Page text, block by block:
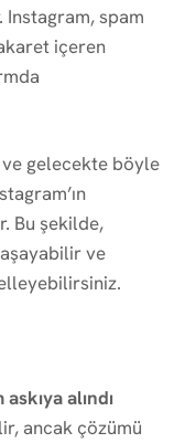
Instagram, spam
içeren
ve gelecekte böyle
Bu şekilde,
ve
alındı
ancak çözümü